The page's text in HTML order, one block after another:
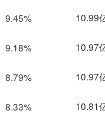
9.45% 10.99
9.18% 10.97
8.79% 10.97
8.33% 10.81